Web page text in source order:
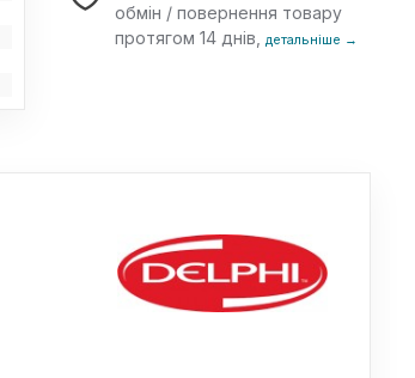
обмін / повернення товару
протягом 14 днів,детальніше →